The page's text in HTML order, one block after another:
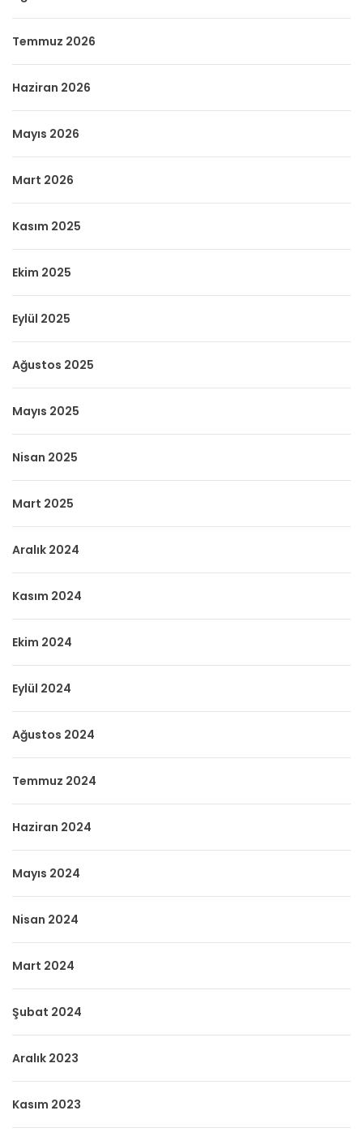
Temmuz 2026
Haziran 2026
Mayıs 2026
Mart 2026
Kasım 2025
Ekim 2025
Eylül 2025
Ağustos 2025
Mayıs 2025
Nisan 2025
Mart 2025
Aralık 2024
Kasım 2024
Ekim 2024
Eylül 2024
Ağustos 2024
Temmuz 2024
Haziran 2024
Mayıs 2024
Nisan 2024
Mart 2024
Şubat 2024
Aralık 2023
Kasım 2023